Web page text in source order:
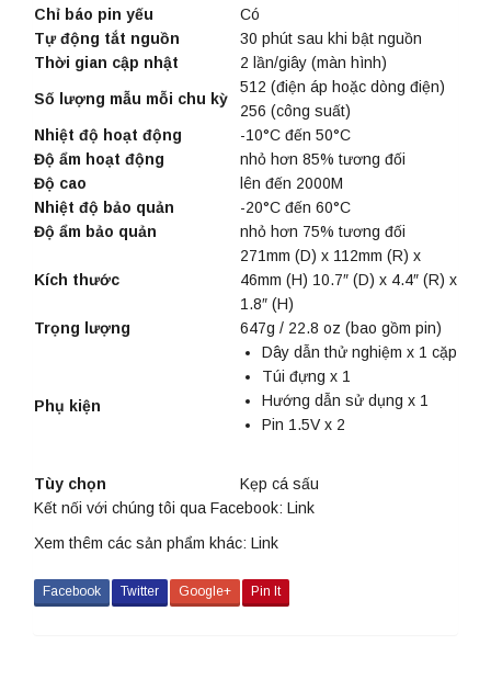
Chỉ báo pin yếu
Có
Tự động tắt nguồn
30 phút sau khi bật nguồn
Thời gian cập nhật
2 lần/giây (màn hình)
Số lượng mẫu mỗi chu kỳ
512 (điện áp hoặc dòng điện)
256 (công suất)
Nhiệt độ hoạt động
-10°C đến 50°C
Độ ẩm hoạt động
nhỏ hơn 85% tương đối
Độ cao
lên đến 2000M
Nhiệt độ bảo quản
-20°C đến 60°C
Độ ẩm bảo quản
nhỏ hơn 75% tương đối
Kích thước
271mm (D) x 112mm (R) x
46mm (H) 10.7″ (D) x 4.4″ (R) x
1.8″ (H)
Trọng lượng
647g / 22.8 oz (bao gồm pin)
Phụ kiện
Dây dẫn thử nghiệm x 1 cặp
Túi đựng x 1
Hướng dẫn sử dụng x 1
Pin 1.5V x 2
Tùy chọn
Kẹp cá sấu
Kết nối với chúng tôi qua Facebook: Link
Xem thêm các sản phẩm khác: Link
Facebook Twitter Google+ Pin It